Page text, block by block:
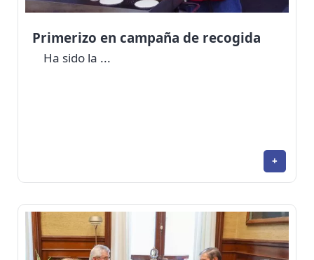
Primerizo en campaña de recogida
Ha sido la ...
+